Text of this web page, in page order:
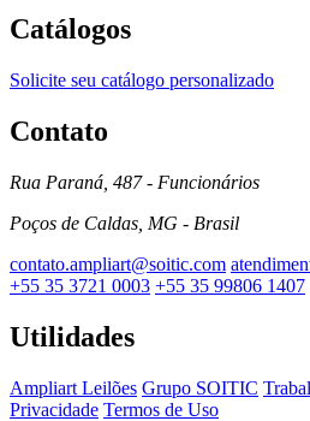
Catálogos
Solicite seu catálogo personalizado
Contato
Rua Paraná, 487 - Funcionários
Poços de Caldas, MG - Brasil
contato.ampliart@soitic.com
+55 35 3721 0003 +55 35 99806 1407
Utilidades
Ampliart Leilões Grupo SOITIC
Privacidade Termos de Uso